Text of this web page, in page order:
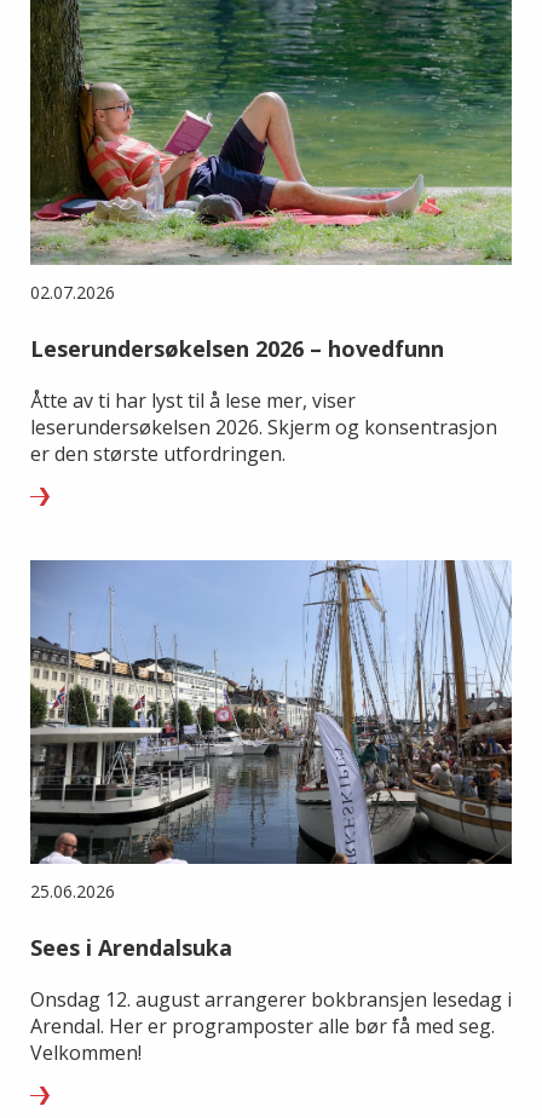
02.07.2026
Leserundersøkelsen 2026 – hovedfunn
Åtte av ti har lyst til å lese mer, viser
leserundersøkelsen 2026. Skjerm og konsentrasjon
er den største utfordringen.
25.06.2026
Sees i Arendalsuka
Onsdag 12. august arrangerer bokbransjen lesedag i
Arendal. Her er programposter alle bør få med seg.
Velkommen!